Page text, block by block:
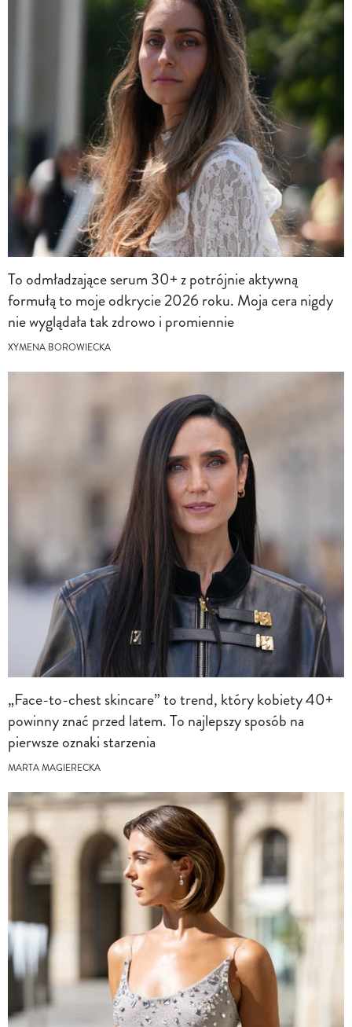
To odmładzające serum 30+ z potrójnie aktywną
formułą to moje odkrycie 2026 roku. Moja cera nigdy
nie wyglądała tak zdrowo i promiennie
XYMENA BOROWIECKA
„Face-to-chest skincare” to trend, który kobiety 40+
powinny znać przed latem. To najlepszy sposób na
pierwsze oznaki starzenia
MARTA MAGIERECKA